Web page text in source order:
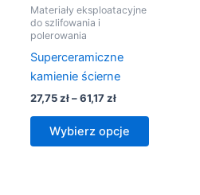
Materiały eksploatacyjne
do szlifowania i
polerowania
Superceramiczne
kamienie ścierne
27,75zł – 61,17zł
Wybierz opcje